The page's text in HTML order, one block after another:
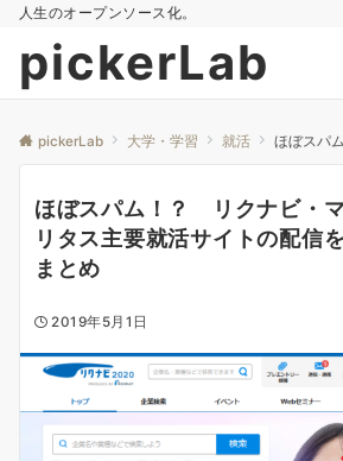
人生のオープンソース化。
pickerLab
pickerLab 大学・学習 就活 ほぼスパム！？ リクナビ
ほぼスパム！？ リクナビ・
リタス主要就活サイトの配信
まとめ
2019年5月1日